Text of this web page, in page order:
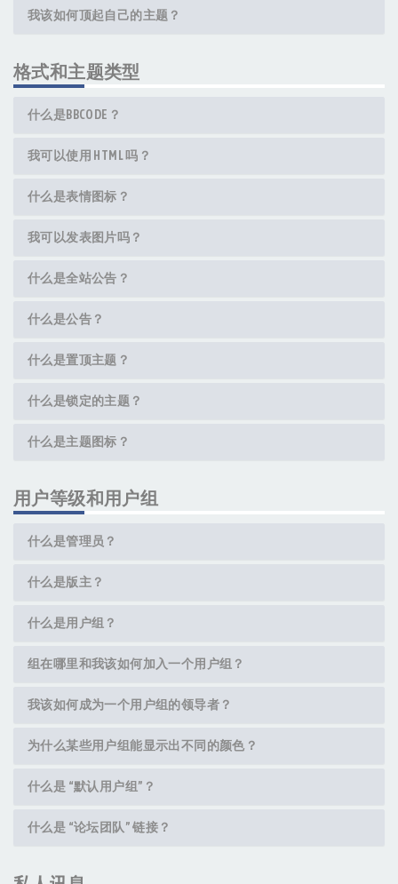
我该如何顶起自己的主题？
格式和主题类型
什么是BBCODE？
我可以使用 HTML 吗？
什么是表情图标？
我可以发表图片吗？
什么是全站公告？
什么是公告？
什么是置顶主题？
什么是锁定的主题？
什么是主题图标？
用户等级和用户组
什么是管理员？
什么是版主？
什么是用户组？
组在哪里和我该如何加入一个用户组？
我该如何成为一个用户组的领导者？
为什么某些用户组能显示出不同的颜色？
什么是 “默认用户组”？
什么是 “论坛团队” 链接？